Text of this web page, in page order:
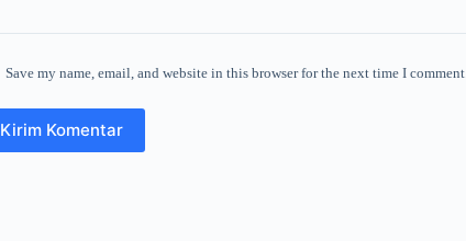
Save my name, email, and website in this browser for the next time I comment.
Kirim Komentar